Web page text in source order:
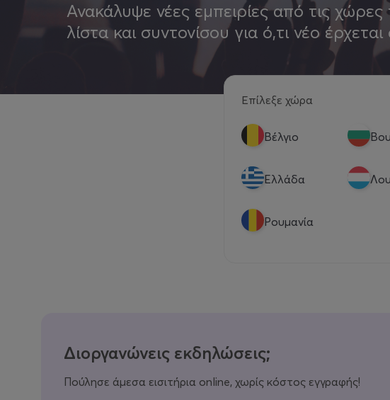
Ανακάλυψε νέες εμπειρίες από τις
λίστα και συντονίσου για ό,τι νέο
Επίλεξε χώρα
Βέλγιο
Eλλάδα
Ρουμανία
Διοργανώνεις εκδηλώσεις;
Πούλησε άμεσα εισιτήρια online, χωρίς κόστος εγγραφής!